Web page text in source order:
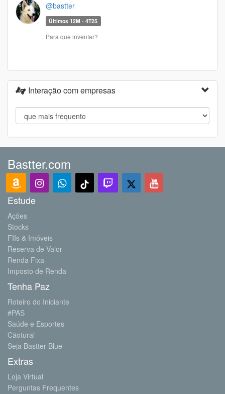
@bastter
Últimos 12M - 4T25
Para que inventar?
Interação com empresas
Bastter.com
Estude
Ações
Stocks
FIIs & Imóveis
Reserva de Valor
Renda Fixa
Imposto de Renda
Tenha Paz
Roteiro do Iniciante
#PAS
Saúde e Esportes
Cãotural
Seja Bastter Blue
Extras
Loja Virtual
Perguntas Frequentes